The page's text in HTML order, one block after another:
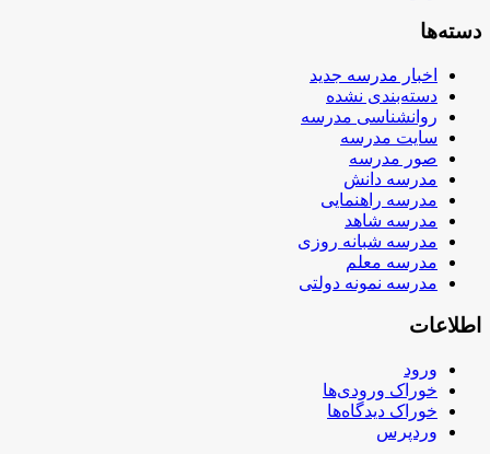
دسته‌ها
اخبار مدرسه جدید
دسته‌بندی نشده
روانشناسی مدرسه
سایت مدرسه
صور مدرسه
مدرسه دانش
مدرسه راهنمایی
مدرسه شاهد
مدرسه شبانه روزی
مدرسه معلم
مدرسه نمونه دولتی
اطلاعات
ورود
خوراک ورودی‌ها
خوراک دیدگاه‌ها
وردپرس